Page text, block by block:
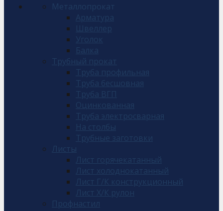
Металлопрокат
Арматура
Швеллер
Уголок
Балка
Трубный прокат
Труба профильная
Труба бесшовная
Труба ВГП
Оцинкованная
Труба электросварная
На столбы
Трубные заготовки
Листы
Лист горячекатанный
Лист холоднокатанный
Лист Г/К конструкционный
Лист Х/К рулон
Профнастил